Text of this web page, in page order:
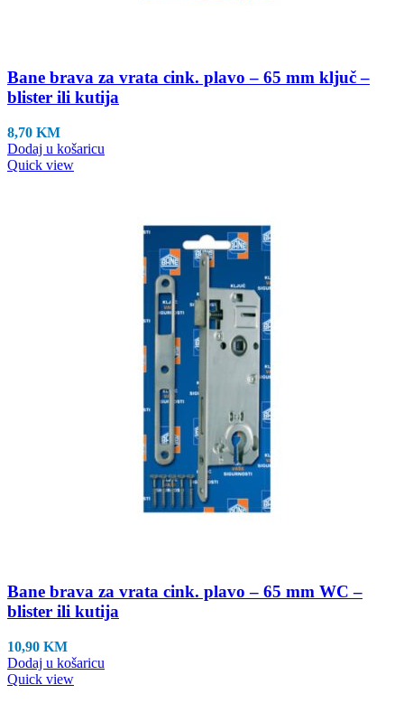
Bane brava za vrata cink. plavo – 65 mm ključ –
blister ili kutija
8,70 KM
Dodaj u košaricu
Quick view
Bane brava za vrata cink. plavo – 65 mm WC –
blister ili kutija
10,90 KM
Dodaj u košaricu
Quick view